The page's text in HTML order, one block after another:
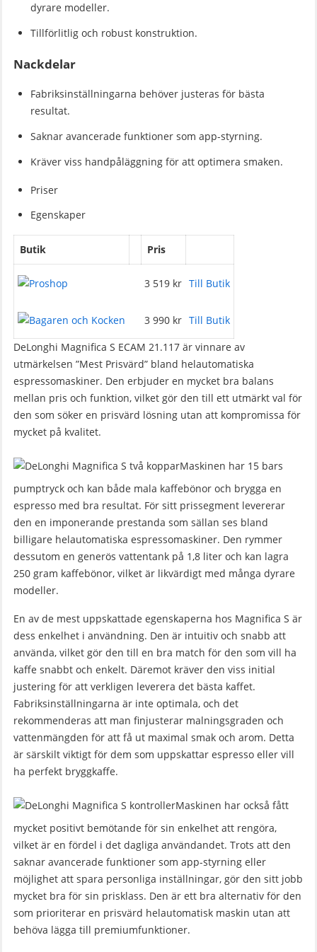
dyrare modeller.
Tillförlitlig och robust konstruktion.
Nackdelar
Fabriksinställningarna behöver justeras för bästa
resultat.
Saknar avancerade funktioner som app-styrning.
Kräver viss handpåläggning för att optimera smaken.
Priser
Egenskaper
Butik Pris
3 519 kr Till Butik
3 990 kr Till Butik
DeLonghi Magnifica S ECAM 21.117 är vinnare av
utmärkelsen ”Mest Prisvärd” bland helautomatiska
espressomaskiner. Den erbjuder en mycket bra balans
mellan pris och funktion, vilket gör den till ett utmärkt val för
den som söker en prisvärd lösning utan att kompromissa för
mycket på kvalitet.
Maskinen har 15 bars
pumptryck och kan både mala kaffebönor och brygga en
espresso med bra resultat. För sitt prissegment levererar
den en imponerande prestanda som sällan ses bland
billigare helautomatiska espressomaskiner. Den rymmer
dessutom en generös vattentank på 1,8 liter och kan lagra
250 gram kaffebönor, vilket är likvärdigt med många dyrare
modeller.
En av de mest uppskattade egenskaperna hos Magnifica S är
dess enkelhet i användning. Den är intuitiv och snabb att
använda, vilket gör den till en bra match för den som vill ha
kaffe snabbt och enkelt. Däremot kräver den viss initial
justering för att verkligen leverera det bästa kaffet.
Fabriksinställningarna är inte optimala, och det
rekommenderas att man finjusterar malningsgraden och
vattenmängden för att få ut maximal smak och arom. Detta
är särskilt viktigt för dem som uppskattar espresso eller vill
ha perfekt bryggkaffe.
Maskinen har också fått
mycket positivt bemötande för sin enkelhet att rengöra,
vilket är en fördel i det dagliga användandet. Trots att den
saknar avancerade funktioner som app-styrning eller
möjlighet att spara personliga inställningar, gör den sitt jobb
mycket bra för sin prisklass. Den är ett bra alternativ för den
som prioriterar en prisvärd helautomatisk maskin utan att
behöva lägga till premiumfunktioner.